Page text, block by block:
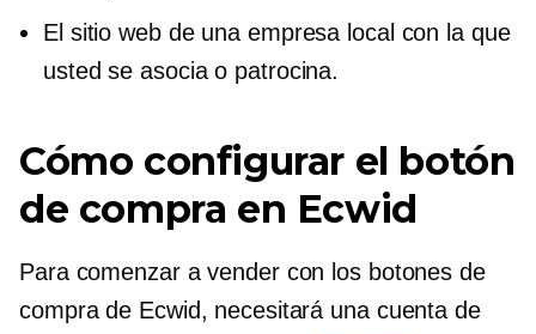
El sitio web de una empresa local con la que
usted se asocia o patrocina.
Cómo configurar el botón
de compra en Ecwid
Para comenzar a vender con los botones de
compra de Ecwid, necesitará una cuenta de